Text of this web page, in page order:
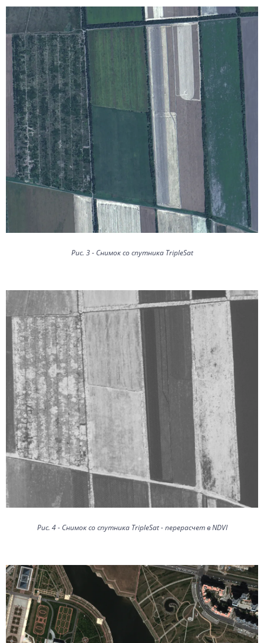
Рис. 3 - Снимок со спутника TripleSat
Рис. 4 - Снимок со спутника TripleSat - перерасчет в NDVI